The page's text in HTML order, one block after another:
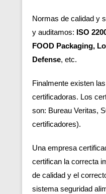
Normas de calidad y
y auditamos: ISO
FOOD Packaging,
Defense, etc.
Finalmente existen
certificadoras. Los
son: Bureau Veritas,
certificadores).
Una empresa
certifican la correcta
de calidad y el
sistema seguridad